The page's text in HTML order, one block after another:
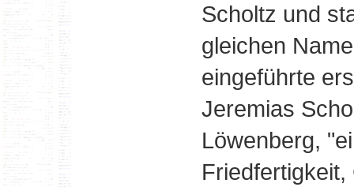
Scholtz und
gleichen
eingeführte
Jeremias
Löwenberg,